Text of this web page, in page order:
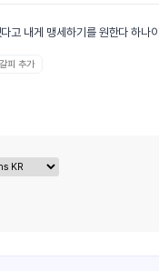
고 내게 맹세하기를 원한다 하나
피 추가